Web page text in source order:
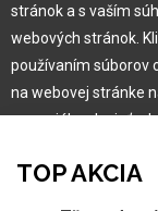
Garancia
Užívateľský
Obchodné
Zákazník &
Novinky
TOP AKCIA
stránok a s vaším
webových stránok.
používaním súborov
na webovej stránke
na sociálnych
Viac informácií